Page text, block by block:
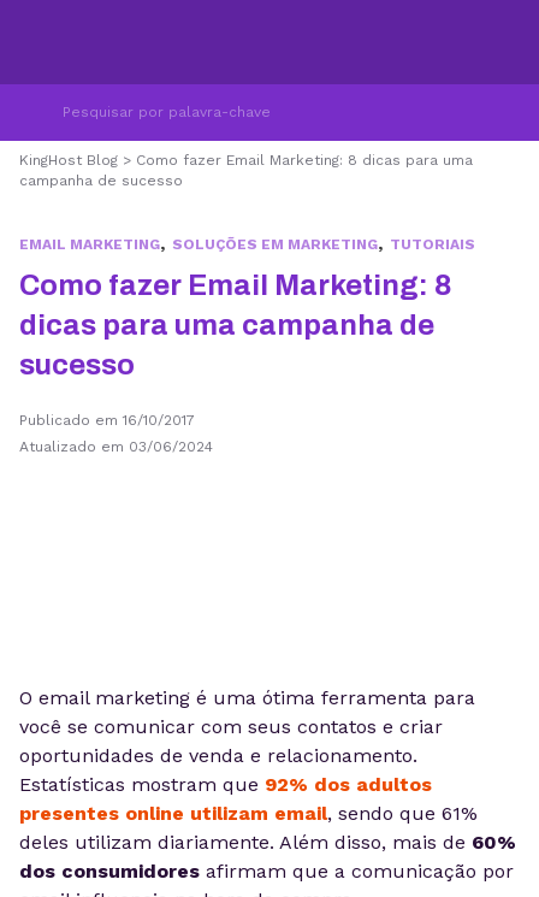
KingHost Blog > Como fazer Email Marketing: 8 dicas para uma
campanha de sucesso
EMAIL MARKETING, SOLUÇÕES EM MARKETING, TUTORIAIS
Como fazer Email Marketing: 8
dicas para uma campanha de
sucesso
Publicado em 16/10/2017
Atualizado em 03/06/2024
O email marketing é uma ótima ferramenta para
você se comunicar com seus contatos e criar
oportunidades de venda e relacionamento.
Estatísticas mostram que 92% dos adultos
presentes online utilizam email, sendo que 61%
deles utilizam diariamente. Além disso, mais de 60%
dos consumidores afirmam que a comunicação por